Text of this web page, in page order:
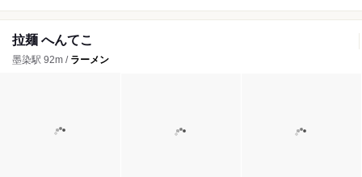
拉麺 へんてこ
墨染駅 92m / ラーメン